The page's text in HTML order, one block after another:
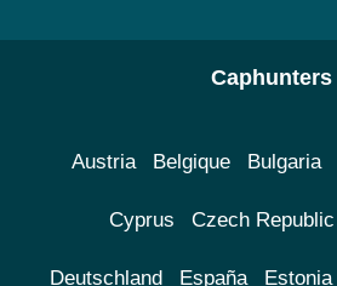
Caphunters
Austria Belgique Bulgaria
Cyprus Czech Republic
Deutschland España Estonia